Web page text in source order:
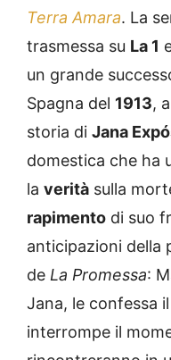
Terra Amara. La
trasmessa su La 1
un grande
Spagna del 1913, a
storia di Jana
domestica che ha
la verità sulla
rapimento di suo
anticipazioni della
de La Promessa:
Jana, le confessa
interrompe il